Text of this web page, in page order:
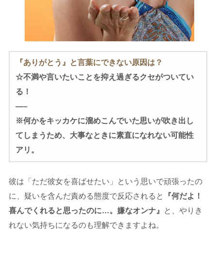
『ありがとう』と言葉にできない原因は？
☆不満や言いたいことを抑え過ぎるクセがついてい
る！
—–
※何かをキッカケに溜めこんでいた思いが吹き出し
てしまうため、大事なときに素直になれない可能性
アリ。
彼は「ただ彼女を喜ばせたい」という思いで頑張ったの
に、疑いを含んだ責める態度で反応されると
『何だよ！
喜んでくれると思ったのに…。嫌なオンナ』
と、やりき
れない気持ちになるのも理解できますよね。